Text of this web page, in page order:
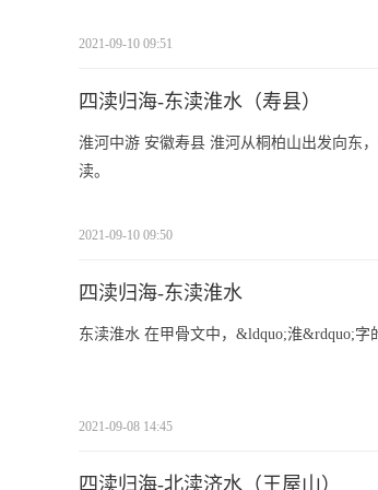
2021-09-10 09:51
四渎归海-东渎淮水（寿县）
淮河中游 安徽寿县 淮河从桐柏山出发向东
渎。
2021-09-10 09:50
四渎归海-东渎淮水
东渎淮水 在甲骨文中，&ldquo;淮&rdquo;
2021-09-08 14:45
四渎归海-北渎济水（王屋山）